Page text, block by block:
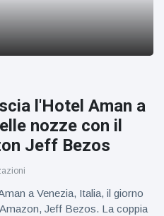
l'Hotel Aman a
nozze con il
Jeff Bezos
a Venezia, Italia, il giorno
Jeff Bezos. La coppia